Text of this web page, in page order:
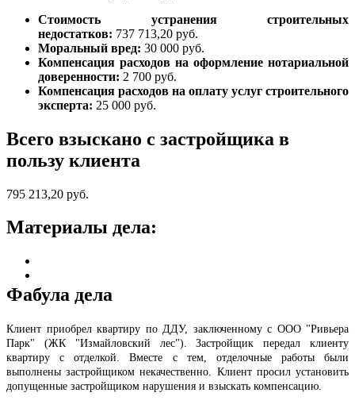
Стоимость устранения строительных
недостатков: 737 713,20 руб.
Моральный вред: 30 000 руб.
Компенсация расходов на оформление нотариальной
доверенности: 2 700 руб.
Компенсация расходов на оплату услуг строительного
эксперта: 25 000 руб.
Всего взыскано с застройщика в
пользу клиента
795 213,20 руб.
Материалы дела:
Фабула дела
Клиент приобрел квартиру по ДДУ, заключенному с ООО "Ривьера
Парк" (ЖК "Измайловский лес"). Застройщик передал клиенту
квартиру с отделкой. Вместе с тем, отделочные работы были
выполнены застройщиком некачественно. Клиент просил установить
допущенные застройщиком нарушения и взыскать компенсацию.